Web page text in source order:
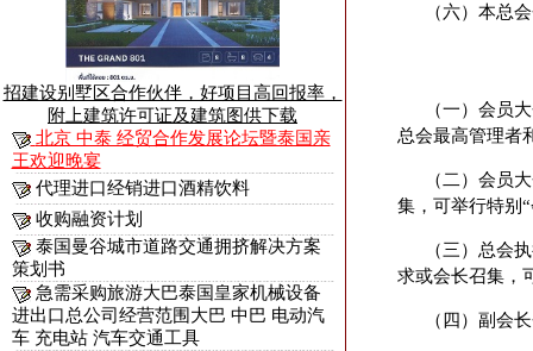
招建设别墅区合作伙伴，好项目高回报率，
附上建筑许可证及建筑图供下载
北京 中泰 经贸合作发展论坛暨泰国亲
王欢迎晚宴
代理进口经销进口酒精饮料
收购融资计划
泰国曼谷城市道路交通拥挤解决方案
策划书
急需采购旅游大巴泰国皇家机械设备
进出口总公司经营范围大巴 中巴 电动汽
车 充电站 汽车交通工具
（六）本总
（一）会员
总会最高管理者
（二）会员
集，可举行特别
（三）总会
求或会长召集，
（四）副会